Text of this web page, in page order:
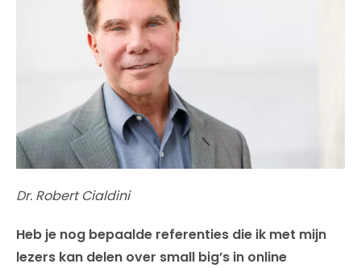
Dr. Robert Cialdini
Heb je nog bepaalde referenties die ik met mijn
lezers kan delen over small big’s in online